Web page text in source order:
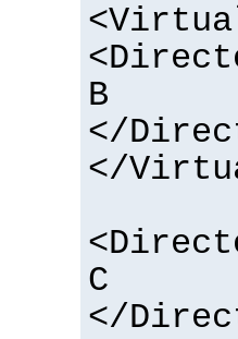
B
</
</
C
</